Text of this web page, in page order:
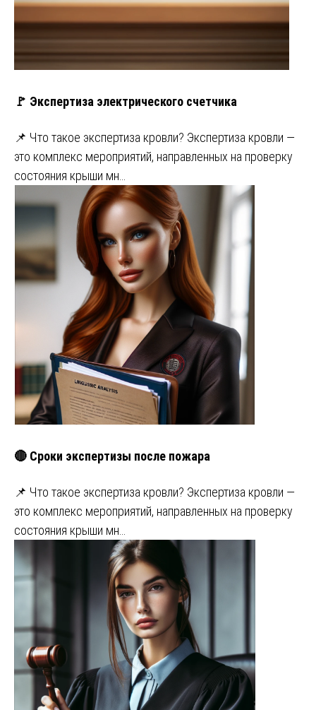
🚩 Экспертиза электрического счетчика
📌 Что такое экспертиза кровли? Экспертиза кровли —
это комплекс мероприятий, направленных на проверку
состояния крыши мн…
🔴 Сроки экспертизы после пожара
📌 Что такое экспертиза кровли? Экспертиза кровли —
это комплекс мероприятий, направленных на проверку
состояния крыши мн…